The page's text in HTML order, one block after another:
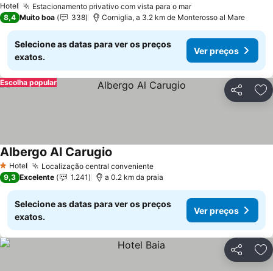
Hotel Estacionamento privativo com vista para o mar
8,4 Muito boa 338 Corniglia, a 3.2 km de Monterosso al Mare
Selecione as datas para ver os preços
exatos.
Ver preços
Partilhar
Escolha popular
1 Estrelas
Hotel Localização central conveniente
Albergo Al Carugio
9,3 Excelente 1.241 a 0.2 km da praia
Selecione as datas para ver os preços
exatos.
Ver preços
Partilhar